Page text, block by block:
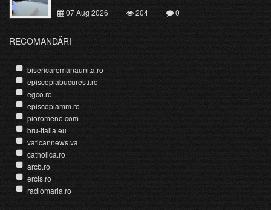
07 Aug 2026
204 0
RECOMANDĂRI
bisericaromanaunita.ro
episcopiabucuresti.ro
egco.ro
episcopiamm.ro
pioromeno.com
bru-italia.eu
vaticannews.va
catholica.ro
arcb.ro
ercis.ro
radiomaria.ro